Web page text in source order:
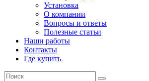
Установка
О компании
Вопросы и ответы
Полезные статьи
Наши работы
Контакты
Где купить